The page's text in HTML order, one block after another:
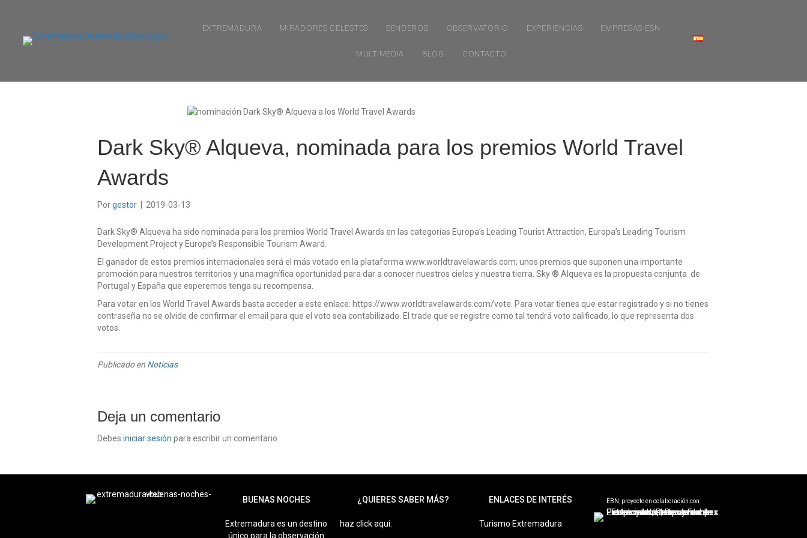
EXTREMADURA MIRADORES CELESTES SENDEROS OBSERVATORIO EXPERIENCIAS EMPRESAS EBN
MULTIMEDIA BLOG CONTACTO
Dark Sky® Alqueva, nominada para los premios World Travel
Awards
Porgestor 2019-03-13
Dark Sky® Alqueva ha sido nominada para los premios World Travel Awards en las categorías Europa’s Leading Tourist Attraction, Europa’s Leading Tourism
Development Project y Europe’s Responsible Tourism Award.
El ganador de estos premios internacionales será el más votado en la plataforma www.worldtravelawards.com; unos premios que suponen una importante
promoción para nuestros territorios y una magnífica oportunidad para dar a conocer nuestros cielos y nuestra tierra. Sky ® Alqueva es la propuesta conjunta de
Portugal y España que esperemos tenga su recompensa.
Para votar en los World Travel Awards basta acceder a este enlace: https://www.worldtravelawards.com/vote. Para votar tienes que estar registrado y si no tienes
contraseña no se olvide de confirmar el email para que el voto sea contabilizado. El trade que se registre como tal tendrá voto calificado, lo que representa dos
votos.
Publicado en Noticias
Deja un comentario
Debes iniciar sesión para escribir un comentario.
BUENAS NOCHES
Extremadura es un destino
único para la observación
¿QUIERES SABER MÁS?
haz click aqui:
ENLACES DE INTERÉS
Turismo Extremadura
EBN, proyecto en colaboración con: